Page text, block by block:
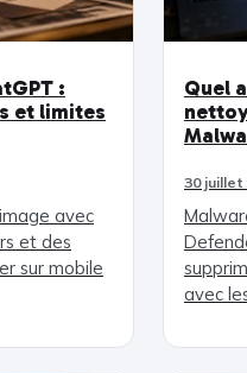
:
et limites
avec
et des
sur mobile
Quel
30 juillet
avec